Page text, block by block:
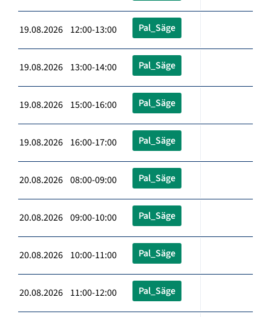
19.08.2026 12:00-13:00 Pal_Säge
19.08.2026 13:00-14:00 Pal_Säge
19.08.2026 15:00-16:00 Pal_Säge
19.08.2026 16:00-17:00 Pal_Säge
20.08.2026 08:00-09:00 Pal_Säge
20.08.2026 09:00-10:00 Pal_Säge
20.08.2026 10:00-11:00 Pal_Säge
20.08.2026 11:00-12:00 Pal_Säge